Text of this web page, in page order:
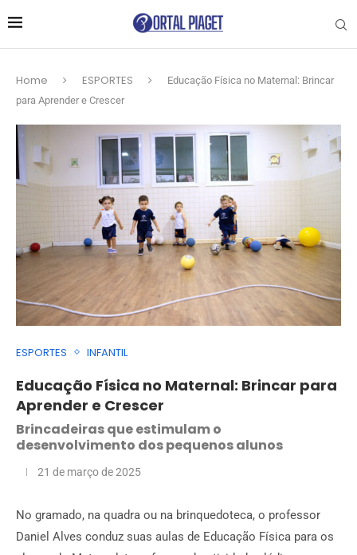
Home ESPORTES
Educação Física no Maternal: Brincar
para Aprender e Crescer
ESPORTES INFANTIL
Educação Física no Maternal: Brincar para
Aprender e Crescer
Brincadeiras que estimulam o
desenvolvimento dos pequenos alunos
21 de março de 2025
No gramado, na quadra ou na brinquedoteca, o professor
Daniel Alves conduz suas aulas de Educação Física para os